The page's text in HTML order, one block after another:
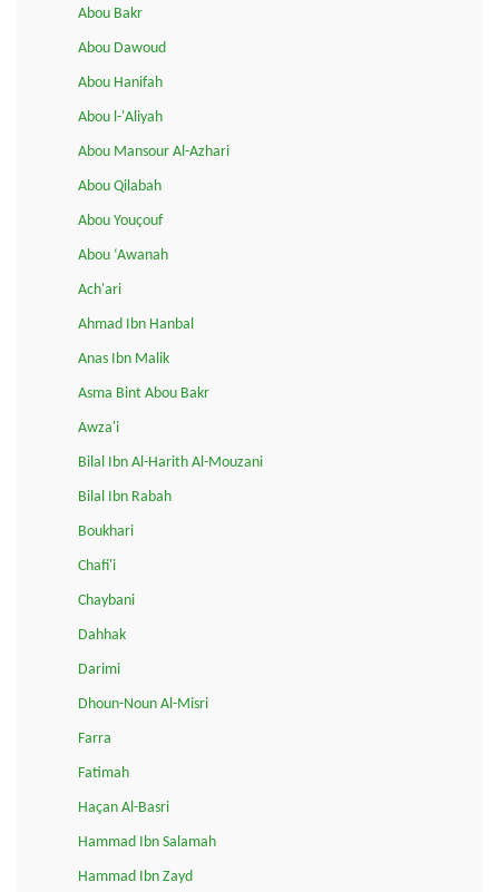
Abou Bakr
Abou Dawoud
Abou Hanifah
Abou l-'Aliyah
Abou Mansour Al-Azhari
Abou Qilabah
Abou Youçouf
Abou ‘Awanah
Ach'ari
Ahmad Ibn Hanbal
Anas Ibn Malik
Asma Bint Abou Bakr
Awza'i
Bilal Ibn Al-Harith Al-Mouzani
Bilal Ibn Rabah
Boukhari
Chafi'i
Chaybani
Dahhak
Darimi
Dhoun-Noun Al-Misri
Farra
Fatimah
Haçan Al-Basri
Hammad Ibn Salamah
Hammad Ibn Zayd